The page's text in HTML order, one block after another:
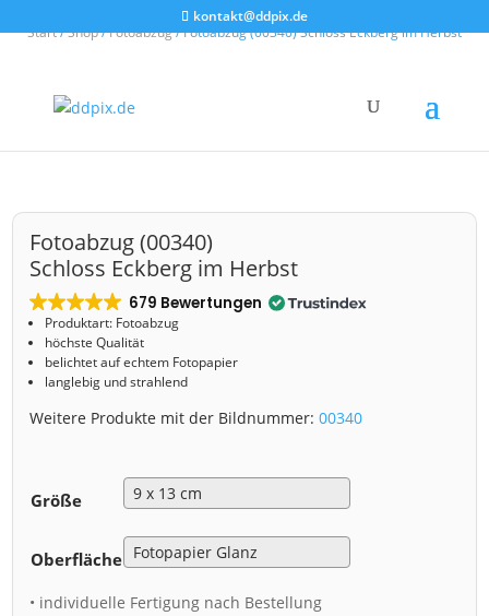
kontakt@ddpix.de
Start/Shop/Fotoabzug/ Fotoabzug (00340) Schloss Eckberg im Herbst
Fotoabzug (00340)
Schloss Eckberg im Herbst
679 Bewertungen
Produktart: Fotoabzug
höchste Qualität
belichtet auf echtem Fotopapier
langlebig und strahlend
Weitere Produkte mit der Bildnummer:00340
Größe
Oberfläche
• individuelle Fertigung nach Bestellung